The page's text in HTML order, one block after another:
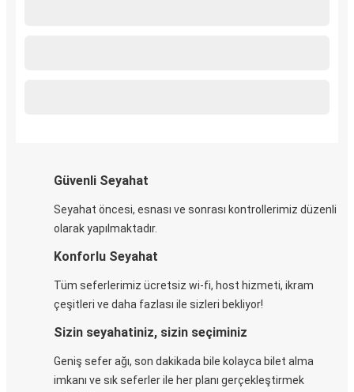
Güvenli Seyahat
Seyahat öncesi, esnası ve sonrası kontrollerimiz düzenli
olarak yapılmaktadır.
Konforlu Seyahat
Tüm seferlerimiz ücretsiz wi-fi, host hizmeti, ikram
çeşitleri ve daha fazlası ile sizleri bekliyor!
Sizin seyahatiniz, sizin seçiminiz
Geniş sefer ağı, son dakikada bile kolayca bilet alma
imkanı ve sık seferler ile her planı gerçekleştirmek